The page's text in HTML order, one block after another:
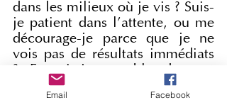
dans les milieux où je vis ? Suis-
je patient dans l'attente, ou me
décourage-je parce que je ne
vois pas de résultats immédiats
? Et suis-je capable de tout
confier sereinement au
Seigneur, tout en faisant de mon
Email Facebook